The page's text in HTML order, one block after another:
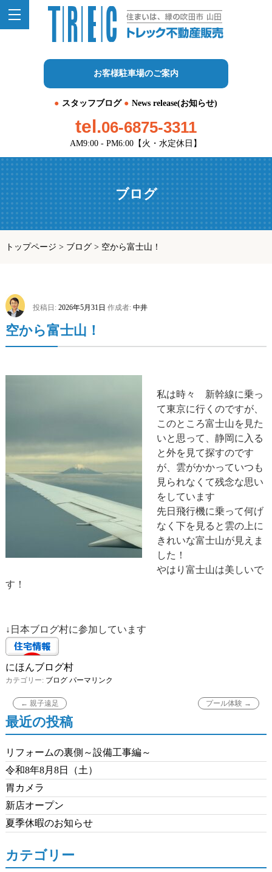
お客様駐車場のご案内
スタッフブログ News release(お知らせ)
tel.06-6875-3311
AM9:00 - PM6:00【火・水定休日】
ブログ
トップページ > ブログ> 空から富士山！
投稿日: 2026年5月31日 作成者: 中井
空から富士山！
私は時々 新幹線に乗っ
て東京に行くのですが、
このところ富士山を見た
いと思って、静岡に入る
と外を見て探すのです
が、雲がかかっていつも
見られなくて残念な思い
をしています
先日飛行機に乗って何げ
なく下を見ると雲の上に
きれいな富士山が見えま
した！
やはり富士山は美しいで
す！
↓日本ブログ村に参加しています
にほんブログ村
カテゴリー: ブログ パーマリンク
← 親子遠足 プール体験 →
最近の投稿
リフォームの裏側～設備工事編～
令和8年8月8日（土）
胃カメラ
新店オープン
夏季休暇のお知らせ
カテゴリー